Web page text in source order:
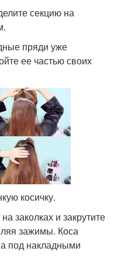
секцию на
пряди уже
ее частью своих
косичку.
заколках и закрутите
зажимы. Коса
под накладными